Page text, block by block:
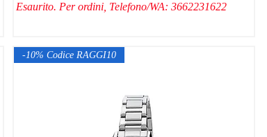
Esaurito. Per ordini, Telefono/WA: 3662231622
-10% Codice RAGGI10